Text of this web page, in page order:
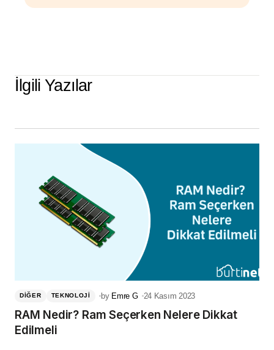
İlgili Yazılar
DIĞER TEKNOLOJI by Emre G 24 Kasım 2023
RAM Nedir? Ram Seçerken Nelere Dikkat
Edilmeli